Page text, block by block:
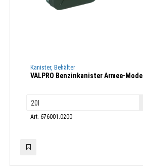
Kanister, Behälter
VALPRO Benzinkanister Armee-Modell
Art. 676001.0200